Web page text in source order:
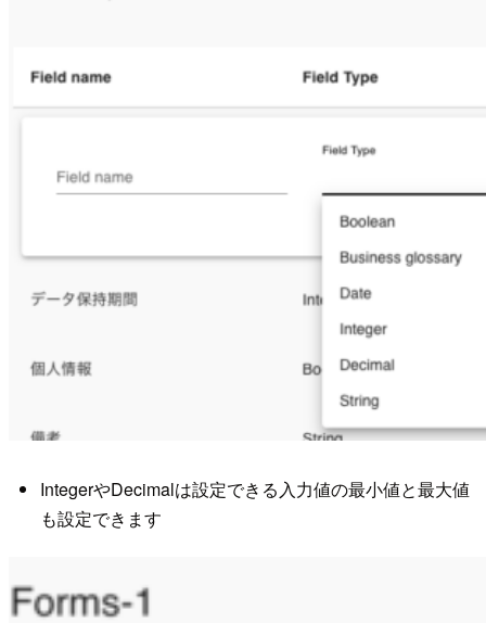
IntegerやDecimalは設定できる入力値の最小値と最大値
も設定できます